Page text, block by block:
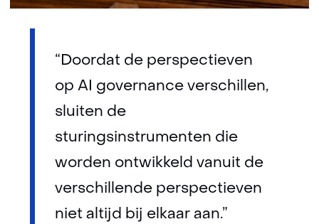
“Doordat de perspectieven
op AI governance verschillen,
sluiten de
sturingsinstrumenten die
worden ontwikkeld vanuit de
verschillende perspectieven
niet altijd bij elkaar aan.”